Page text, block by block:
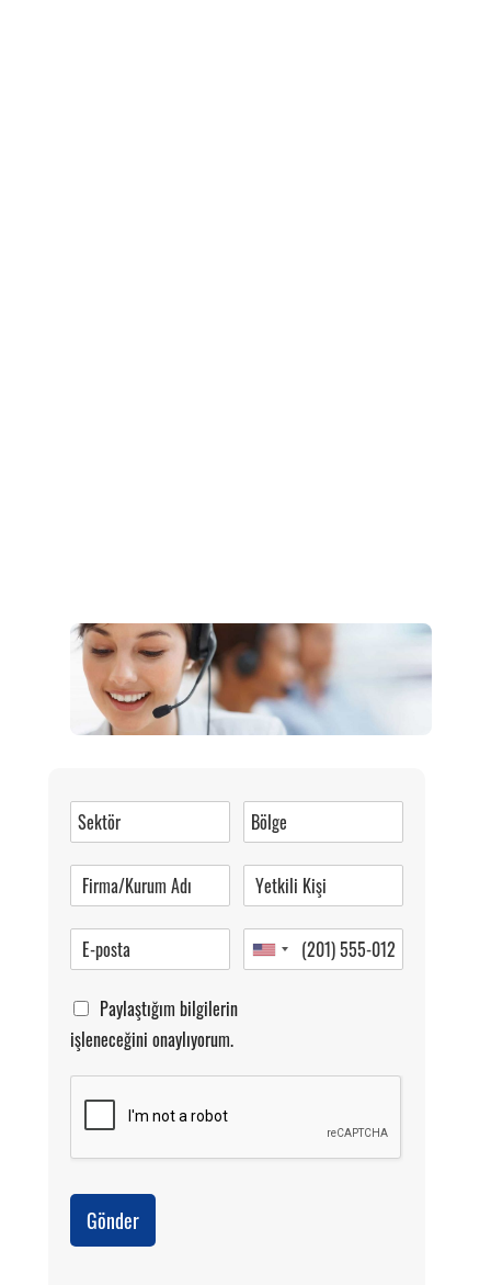
0 (216) 462 49 34
Pazartesi-Cumartesi 09.00-20.00
Paylaştığım bilgilerin
işleneceğini onaylıyorum.
Gönder